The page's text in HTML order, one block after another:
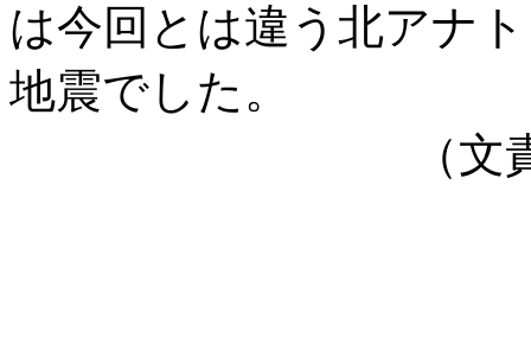
は今回とは違う北アナ
地震でした。
（